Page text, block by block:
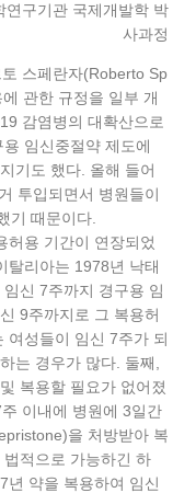
연구기관 국제개발학 박
사과정
스페란자(Roberto Sp
관한 규정을 일부 개
감염병의 대확산으로
임신중절약 제도에
기도 했다. 올해 들어
투입되면서 병원들이
기 때문이다.
허용 기간이 연장되었
탈리아는 1978년 낙태
신 7주까지 경구용 임
9주까지로 그 복용허
여성들이 임신 7주가 되
는 경우가 많다. 둘째,
복용할 필요가 없어졌
이내에 병원에 3일간
을 처방받아 복
적으로 가능하긴 하
년 약을 복용하여 임신